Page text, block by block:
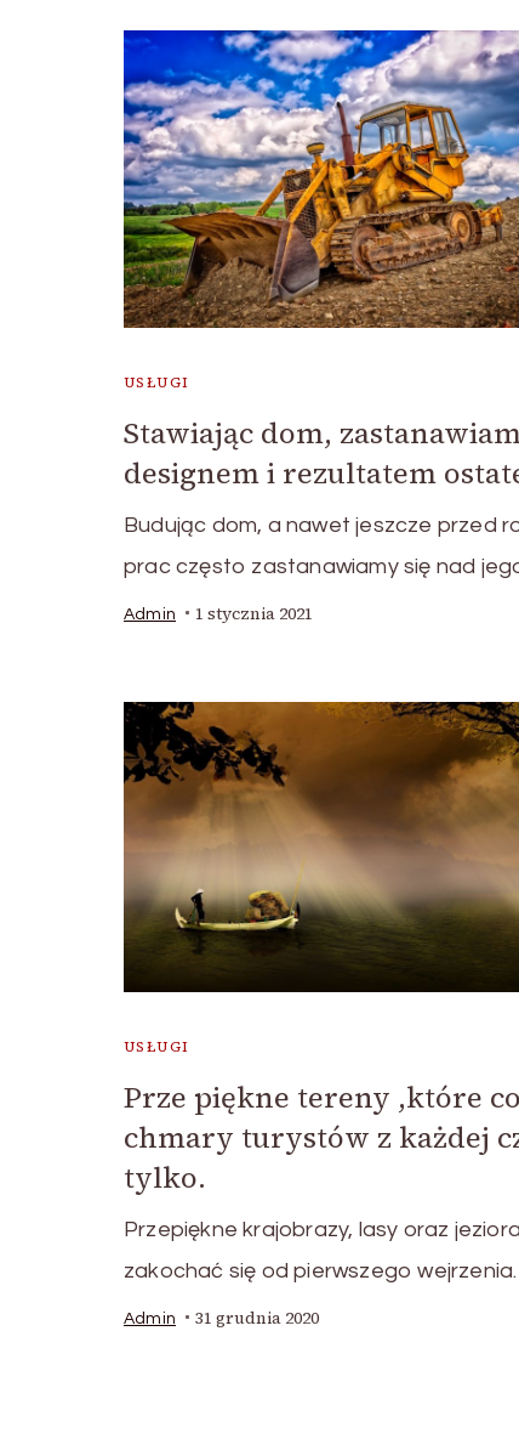
USŁUGI
Stawiając dom,
designem i rezultatem
Budując dom, a nawet jeszcze przed
prac często zastanawiamy się nad
Admin 1 stycznia 2021
USŁUGI
Prze piękne tereny ,które
chmary turystów z każdej
tylko.
Przepiękne krajobrazy, lasy oraz
zakochać się od pierwszego
Admin 31 grudnia 2020